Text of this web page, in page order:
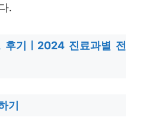
.
후기ㅣ2024 진료과별 전
기